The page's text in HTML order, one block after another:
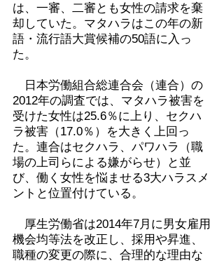
は、一審、二審とも女性の請求を棄
却していた。マタハラはこの年の新
語・流行語大賞候補の50語に入っ
た。
日本労働組合総連合会（連合）の
2012年の調査では、マタハラ被害を
受けた女性は25.6％に上り、セクハ
ラ被害（17.0％）を大きく上回っ
た。連合はセクハラ、パワハラ（職
場の上司らによる嫌がらせ）と並
び、働く女性を悩ませる3大ハラスメ
ントと位置付けている。
厚生労働省は2014年7月に男女雇用
機会均等法を改正し、採用や昇進、
職種の変更の際に、合理的な理由な